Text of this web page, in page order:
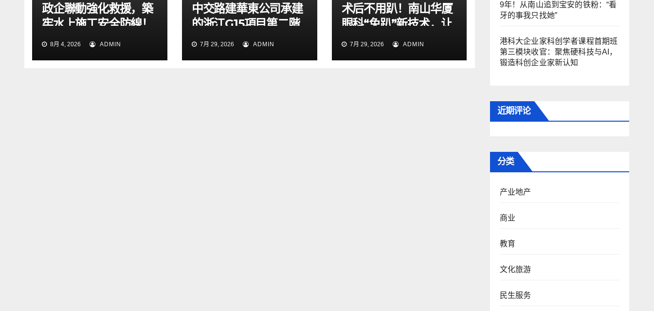
政企聯動強化救援，築
牢水上施工安全防線！
2026防汛暨水上搜救
8月 4, 2026 ADMIN
中交路建華東公司承建
的浙江G15項目第二階
段交通導改順利完成
7月 29, 2026 ADMIN
术后不用趴！南山华厦
眼科“免趴”新技术，让
49岁男子解除失明危机
7月 29, 2026 ADMIN
9年！从南山追到宝安的铁粉：“看
牙的事我只找她”
港科大企业家科创学者课程首期班
第三模块收官：聚焦硬科技与AI，
锻造科创企业家新认知
近期评论
分类
产业地产
商业
教育
文化旅游
民生服务